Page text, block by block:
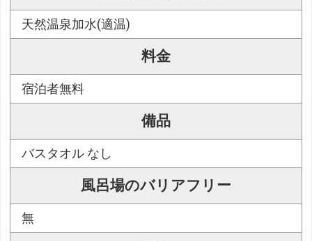
天然温泉加水(適温)
料金
宿泊者無料
備品
バスタオル なし
風呂場のバリアフリー
無